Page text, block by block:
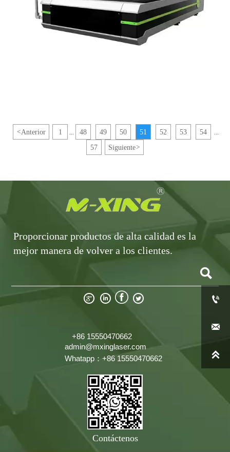
<Anterior 1 48 49 50 51 52 53 54
57 Siguiente>
Proporcionar productos de alta calidad es la
mejor manera de volver a los clientes.

   
+86 15550470662
admin@mxinglaser.com
Whatapp：+86 15550470662
Contáctenos


